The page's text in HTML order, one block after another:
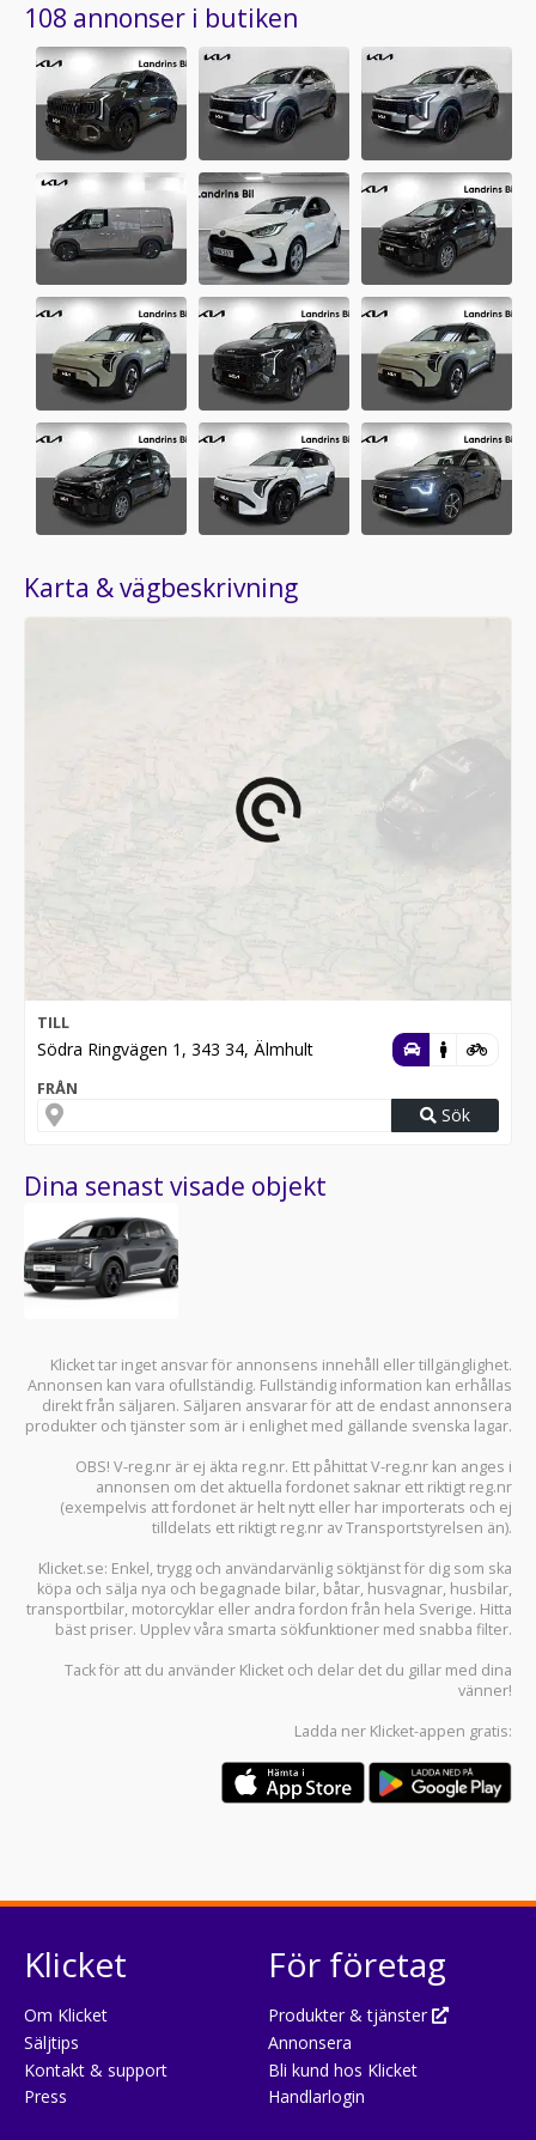
108 annonser i butiken
Karta & vägbeskrivning
TILL
Södra Ringvägen 1, 343 34, Älmhult
FRÅN
Sök
Dina senast visade objekt
Klicket tar inget ansvar för annonsens innehåll eller tillgänglighet.
Annonsen kan vara ofullständig. Fullständig information kan erhållas
direkt från säljaren. Säljaren ansvarar för att de endast annonsera
produkter och tjänster som är i enlighet med gällande svenska lagar.
OBS! V-reg.nr är ej äkta reg.nr. Ett påhittat V-reg.nr kan anges i
annonsen om det aktuella fordonet saknar ett riktigt reg.nr
(exempelvis att fordonet är helt nytt eller har importerats och ej
tilldelats ett riktigt reg.nr av Transportstyrelsen än).
Klicket.se: Enkel, trygg och användarvänlig söktjänst för dig som ska
köpa och sälja nya och begagnade bilar, båtar, husvagnar, husbilar,
transportbilar, motorcyklar eller andra fordon från hela Sverige. Hitta
bäst priser. Upplev våra smarta sökfunktioner med snabba filter.
Tack för att du använder Klicket och delar det du gillar med dina
vänner!
Ladda ner Klicket-appen gratis:
Klicket
Om Klicket
Säljtips
Kontakt & support
Press
För företag
Produkter & tjänster
Annonsera
Bli kund hos Klicket
Handlarlogin